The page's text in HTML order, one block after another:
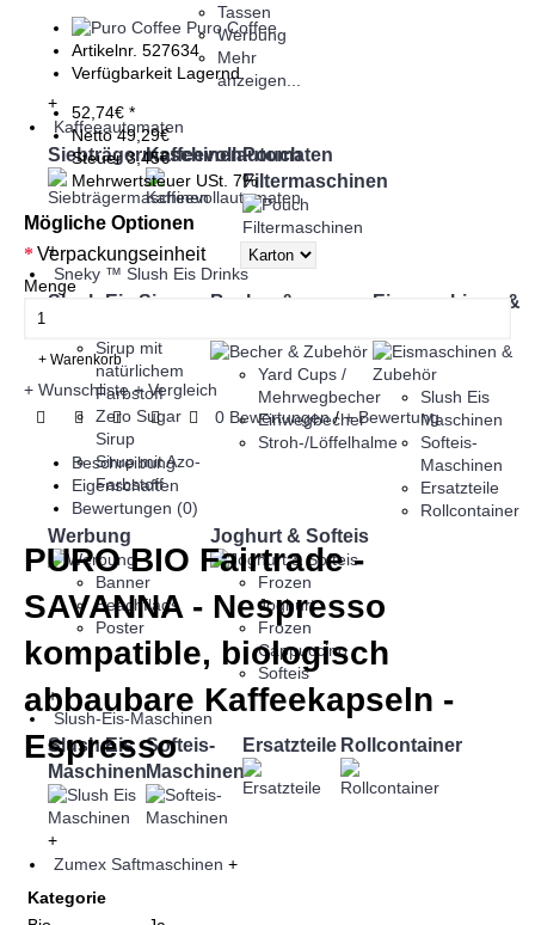
Tassen
Werbung
Mehr
anzeigen...
+
Kaffeeautomaten
Siebträgermaschinen
Kaffeevollautomaten
Pouch
Filtermaschinen
+
Sneky ™ Slush Eis Drinks
Slush Eis Sirup
Sirup mit
natürlichem
Farbstoff
Zero Sugar
Sirup
Sirup mit Azo-
Farbstoff
Becher &
Yard Cups /
Mehrwegbecher
Einwegbecher
Stroh-/Löffelhalme
Eismaschinen &
Slush Eis
Maschinen
Softeis-
Maschinen
Ersatzteile
Rollcontainer
Werbung
Banner
Beachflags
Poster
Joghurt & Softeis
Frozen
Joghurt
Frozen
Cappuccino
Softeis
+
Slush-Eis-Maschinen
Slush Eis
Maschinen
Softeis-
Maschinen
Ersatzteile Rollcontainer
+
Zumex Saftmaschinen +
Puro Coffee
Artikelnr. 527634
Verfügbarkeit Lagernd
52,74€ *
Netto49,29€
Steuer3,45€
Mehrwertsteuer USt. 7%
Mögliche Optionen
Verpackungseinheit
Menge
+ Warenkorb
+ Wunschliste + Vergleich
0 Bewertungen/+ Bewertung
Beschreibung
Eigenschaften
Bewertungen (0)
PURO BIO Fairtrade -
SAVANNA - Nespresso
kompatible, biologisch
abbaubare Kaffeekapseln -
Espresso
Kategorie